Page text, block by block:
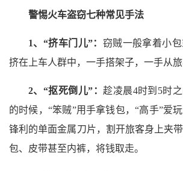
警惕火车盗窃七种常见手法
1、“挤车门儿”： 窃贼一般拿着小包
挤在上车人群中，一手搭架子，一手从旅
2、“抠死倒儿”：趁凌晨4时到5时
的时候，“笨贼”用手拿钱包，“高手”爱
锋利的单面金属刀片，割开旅客身上夹
包、皮带甚至内裤，将钱取走。